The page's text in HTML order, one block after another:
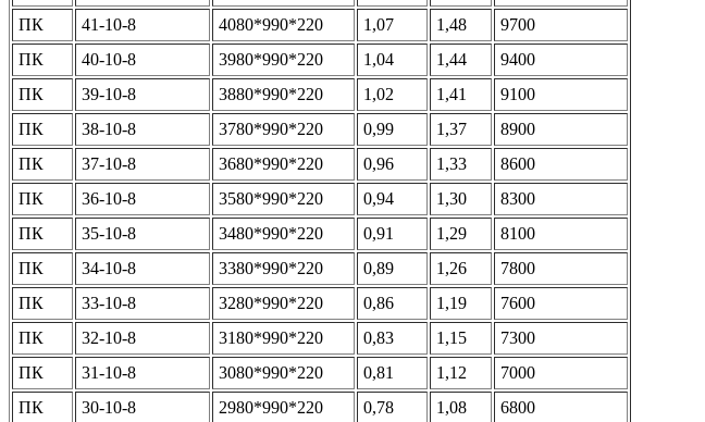
ПК
41-10-8 4080*990*220 1,07 1,48
9700
ПК
40-10-8 3980*990*220 1,04 1,44
9400
ПК
39-10-8 3880*990*220 1,02 1,41
9100
ПК
38-10-8 3780*990*220 0,99 1,37
8900
ПК
37-10-8 3680*990*220 0,96 1,33
8600
ПК
36-10-8 3580*990*220 0,94 1,30
8300
ПК
35-10-8 3480*990*220 0,91 1,29
8100
ПК
34-10-8 3380*990*220 0,89 1,26
7800
ПК
33-10-8 3280*990*220 0,86 1,19
7600
ПК
32-10-8 3180*990*220 0,83 1,15
7300
ПК
31-10-8 3080*990*220 0,81 1,12
7000
ПК
30-10-8 2980*990*220 0,78 1,08 6800